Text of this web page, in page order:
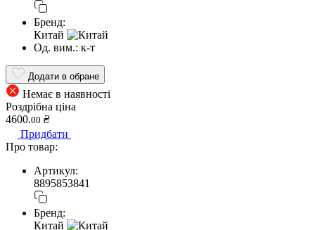
Бренд:
Китай
Од. вим.: к-т
Додати в обране
Немає в наявності
Роздрібна ціна
4600.00 ₴
Придбати
Про товар:
Артикул:
8895853841
Бренд:
Китай